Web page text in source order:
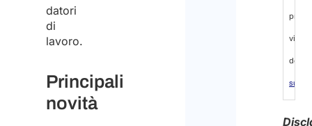
datori
di
lavoro.
Principali
novità
preso
dell’
sul